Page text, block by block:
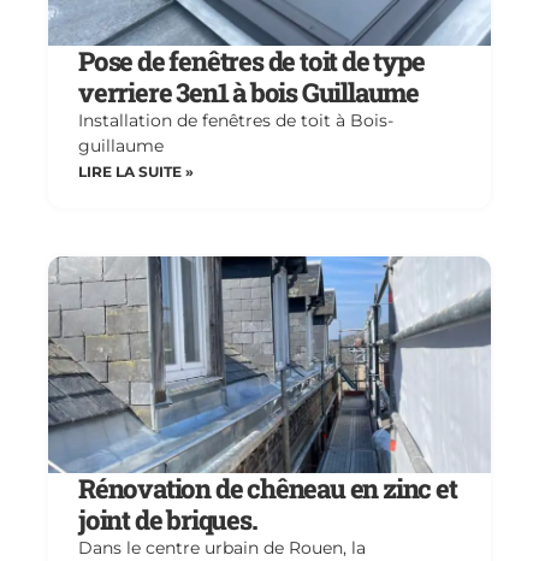
Pose de fenêtres de toit de type
verriere 3en1 à bois Guillaume
Installation de fenêtres de toit à Bois-
guillaume
LIRE LA SUITE »
Rénovation de chêneau en zinc et
joint de briques.
Dans le centre urbain de Rouen, la